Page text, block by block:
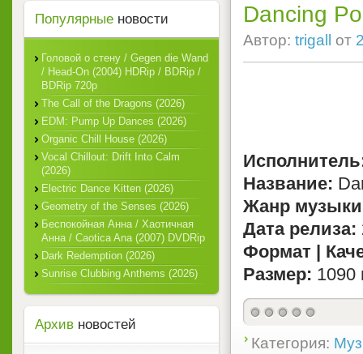
Dancing
Автор: trigall от
Название:
Жанр
Дата релиза:
Формат |
Размер: 1090
Категория:
Популярные новости
Головой о стену / Gegen die Wand
/ Head-On (2004) HDRip / BDRip /
BDRip 720p
The Call of the Dragons (2026)
EDM: Pump Up Dances (2026)
Organic Chill House (2026)
Vocal Chillout: Drift Into Calm
(2026)
Electric Dance Kitten (2026)
Geometry of the Senses (2026)
Беспокойная Анна / Хаотичная
Анна / Caotica Ana (2007) DVDRip
Dark Redemption (2026)
Sunrise Clubbing Anthems (2026)
Архив новостей